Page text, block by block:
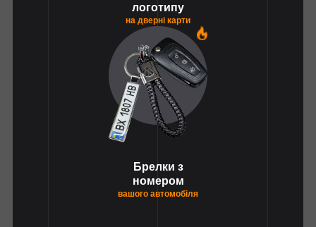
логотипу
на дверні карти
Брелки з
номером
вашого автомобіля